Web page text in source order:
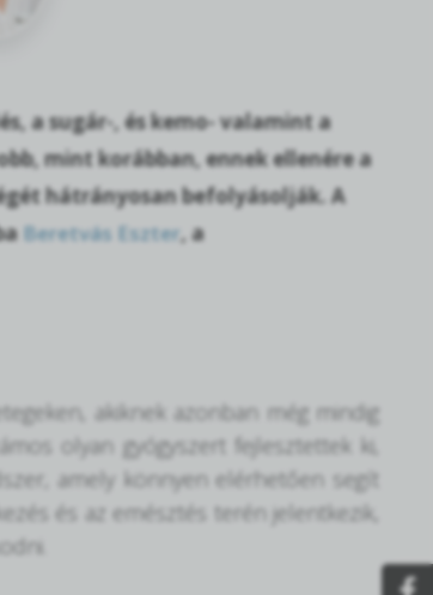
a sugár-, és kemo- valamint a
mint korábban, ennek ellenére a
hátrányosan befolyásolják. A
Beretvás Eszter, a
akiknek azonban még mindig
olyan gyógyszert fejlesztettek ki,
amely könnyen elérhetően segít
és az emésztés terén jelentkezik,